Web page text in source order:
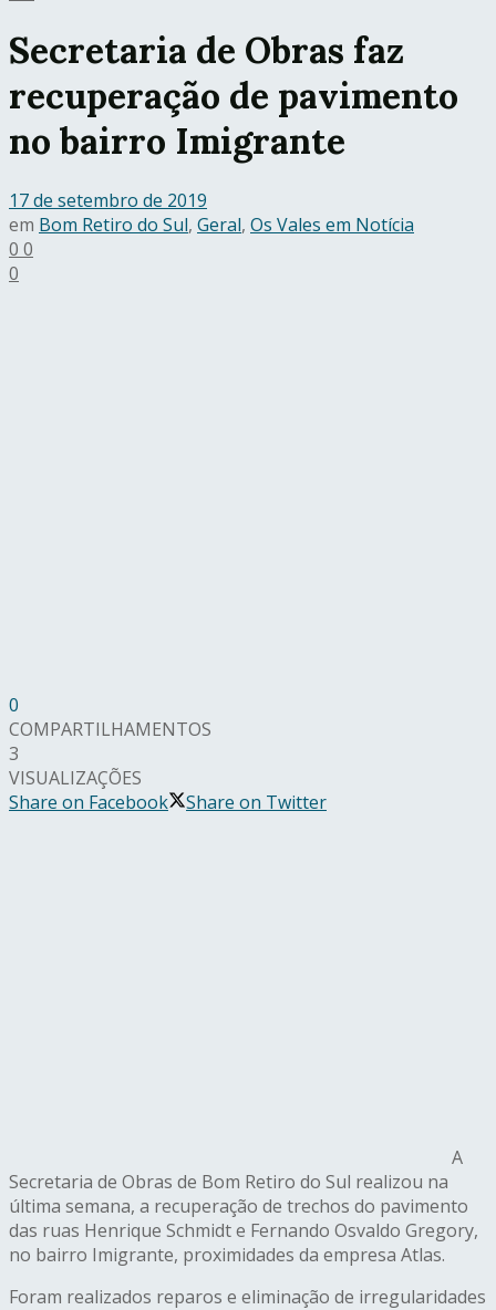
Secretaria de Obras faz
recuperação de pavimento
no bairro Imigrante
17 de setembro de 2019
em Bom Retiro do Sul, Geral, Os Vales em Notícia
0 0
0
0
COMPARTILHAMENTOS
3
VISUALIZAÇÕES
Share on Facebook
Share on Twitter
A
Secretaria de Obras de Bom Retiro do Sul realizou na
última semana, a recuperação de trechos do pavimento
das ruas Henrique Schmidt e Fernando Osvaldo Gregory,
no bairro Imigrante, proximidades da empresa Atlas.
Foram realizados reparos e eliminação de irregularidades